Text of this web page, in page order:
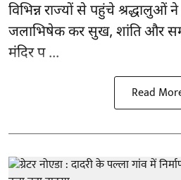
विभिन्न राज्यों से पहुंचे श्रद्धालुओं
जलाभिषेक कर सुख, शांति और
मंदिर प ...
Read